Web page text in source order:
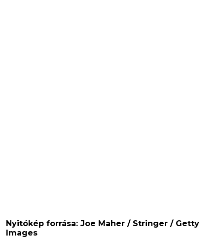
Nyitókép forrása: Joe Maher / Stringer / Getty
Images